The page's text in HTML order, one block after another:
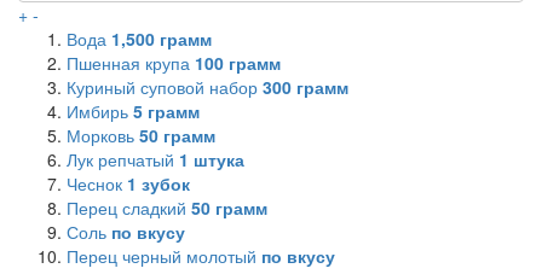
+ -
Вода 1,500 грамм
Пшенная крупа 100 грамм
Куриный суповой набор 300 грамм
Имбирь 5 грамм
Морковь 50 грамм
Лук репчатый 1 штука
Чеснок 1 зубок
Перец сладкий 50 грамм
Соль по вкусу
Перец черный молотый по вкусу